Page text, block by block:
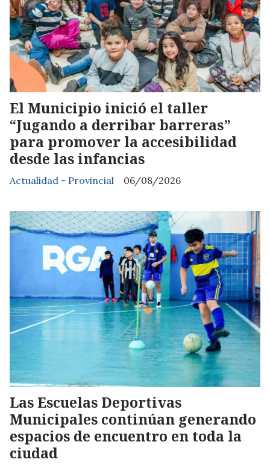
El Municipio inició el taller
“Jugando a derribar barreras”
para promover la accesibilidad
desde las infancias
Actualidad - Provincial 06/08/2026
Las Escuelas Deportivas
Municipales continúan generando
espacios de encuentro en toda la
ciudad